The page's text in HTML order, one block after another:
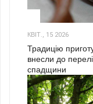
КВІТ., 15 2026
Традицію
внесли до
спадщини